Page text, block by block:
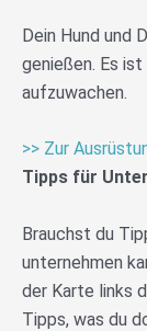
Dein Hund und
genießen. Es
aufzuwachen.
>> Zur
Tipps für
Brauchst du
unternehmen
der Karte links
Tipps, was du